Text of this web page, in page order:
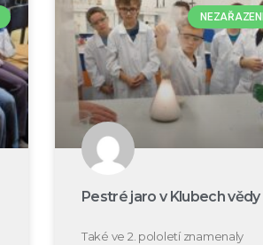
Pestré jaro v Klubech vědy
Také ve 2. pololetí znamenaly